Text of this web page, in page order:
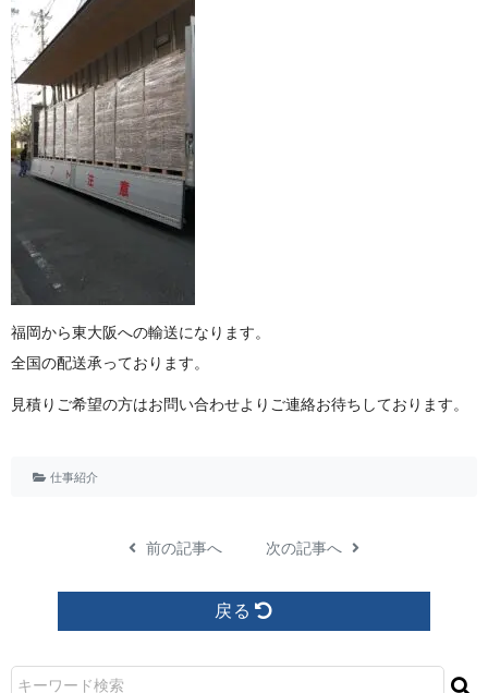
福岡から東大阪への輸送になります。
全国の配送承っております。
見積りご希望の方はお問い合わせよりご連絡お待ちしてお り ま す 。
仕事紹介
前の記事へ 次の記事へ
戻る